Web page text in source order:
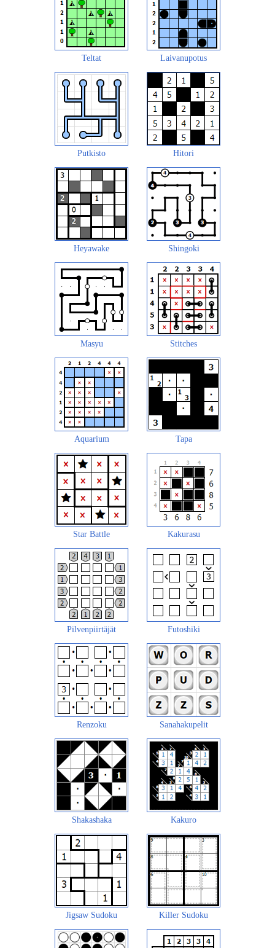
Teltat Laivanupotus
Putkisto Hitori
Heyawake Shingoki
Masyu Stitches
Aquarium Tapa
Star Battle Kakurasu
Pilvenpiirtäjät Futoshiki
Renzoku Sanahakupelit
Shakashaka Kakuro
Jigsaw Sudoku Killer Sudoku